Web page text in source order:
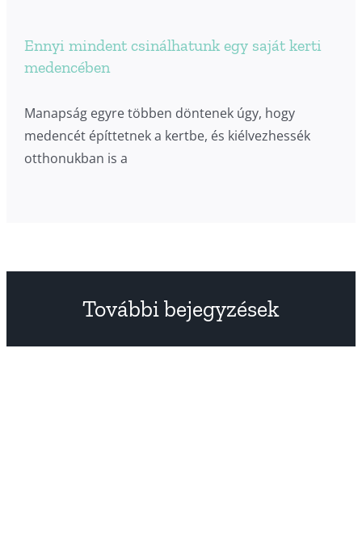
Ennyi mindent csinálhatunk egy saját kerti
medencében
Manapság egyre többen döntenek úgy, hogy
medencét építtetnek a kertbe, és kiélvezhessék
otthonukban is a
További bejegyzések